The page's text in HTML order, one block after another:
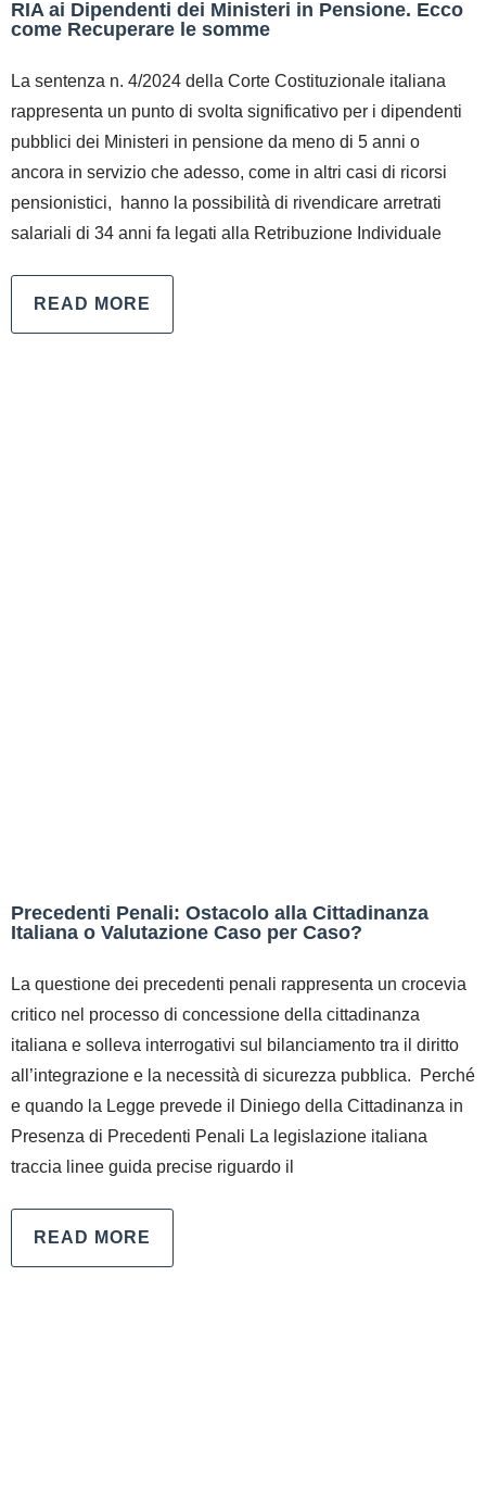
RIA ai Dipendenti dei Ministeri in Pensione. Ecco
come Recuperare le somme
La sentenza n. 4/2024 della Corte Costituzionale italiana
rappresenta un punto di svolta significativo per i dipendenti
pubblici dei Ministeri in pensione da meno di 5 anni o
ancora in servizio che adesso, come in altri casi di ricorsi
pensionistici, hanno la possibilità di rivendicare arretrati
salariali di 34 anni fa legati alla Retribuzione Individuale
READ MORE
Precedenti Penali: Ostacolo alla Cittadinanza
Italiana o Valutazione Caso per Caso?
La questione dei precedenti penali rappresenta un crocevia
critico nel processo di concessione della cittadinanza
italiana e solleva interrogativi sul bilanciamento tra il diritto
all’integrazione e la necessità di sicurezza pubblica. Perché
e quando la Legge prevede il Diniego della Cittadinanza in
Presenza di Precedenti Penali La legislazione italiana
traccia linee guida precise riguardo il
READ MORE